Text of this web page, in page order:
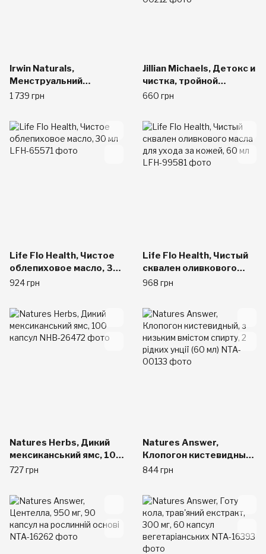
Irwin Naturals,
Менструальний
комфорт, гормональний
желатинових капсул
1 739 грн
Jillian Michaels, Детокс и
чистка, тройной
процесс для всего тела,
чистки организма, 35
капсул
660 грн
Life Flo Health, Чистое
облепиховое масло, 30
мл
924 грн
Life Flo Health, Чистый
сквален оливкового
масла для ухода за
968 грн
Natures Herbs, Дикий
мексиканський ямс, 100
капсул
727 грн
Natures Answer,
Клопогон кистевидный,
з низьким вмістом
(60 мл)
844 грн